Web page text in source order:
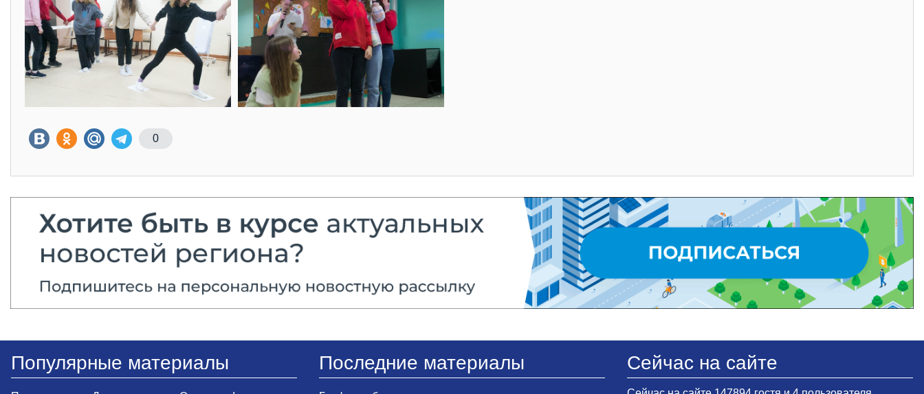
0
Популярные материалы Последние материалы Сейчас на сайте